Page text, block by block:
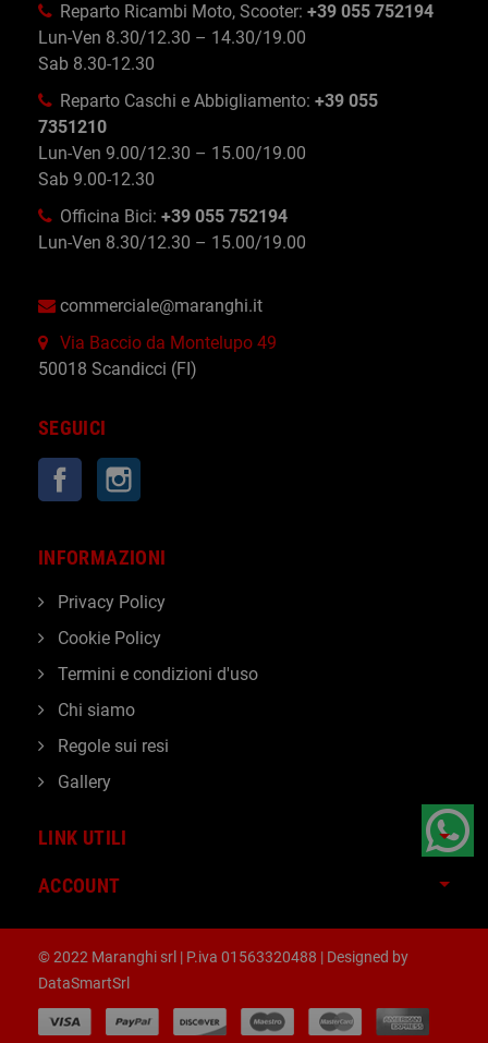
Reparto Ricambi Moto, Scooter: +39 055 752194
Lun-Ven 8.30/12.30 – 14.30/19.00
Sab 8.30-12.30
Reparto Caschi e Abbigliamento: +39 055
7351210
Lun-Ven 9.00/12.30 – 15.00/19.00
Sab 9.00-12.30
Officina Bici: +39 055 752194
Lun-Ven 8.30/12.30 – 15.00/19.00
commerciale@maranghi.it
Via Baccio da Montelupo 49
50018 Scandicci (FI)
SEGUICI
Facebook
LINK UTILI
ACCOUNT
INFORMAZIONI
Privacy Policy
Cookie Policy
Termini e condizioni d'uso
Chi siamo
Regole sui resi
Gallery
© 2022 Maranghi srl | P.iva 01563320488 | Designed by
DataSmartSrl